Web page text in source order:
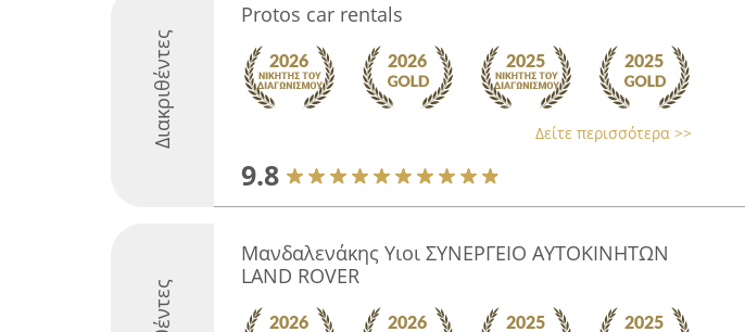
Διακριθέντες
Protos car rentals
Δείτε περισσότερα >>
9.8
Μανδαλενάκης Υιοι ΣΥΝΕΡΓΕΙΟ ΑΥΤΟΚΙΝΗΤΩΝ
LAND ROVER